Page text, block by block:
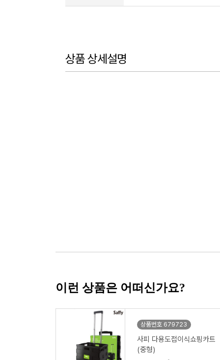
상품 상세설명
이런 상품은 어떠신가요?
상품번호 679723
사피 다용도접이식쇼핑카트
(중형)